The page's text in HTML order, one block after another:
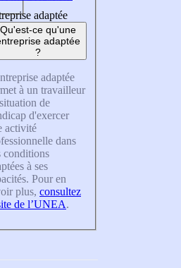
adaptée
Qu'est-ce qu'une
adaptée
?
adaptée
à un travailleur
de
d'exercer
activité
dans
conditions
à ses
Pour en
plus, consultez
de l’UNEA.